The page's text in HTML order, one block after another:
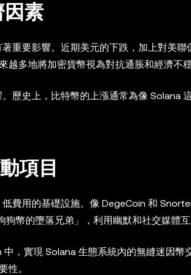
素
重要影響。近期美元的下跌，加上對美
多地將加密貨幣視為對抗通脹和經濟不
歷史上，比特幣的上漲通常為像 Solana
項目
費用的基礎設施。像 DegeCoin 和
幣的墮落兄弟」，利用幽默和社交媒體互
，實現 Solana 生態系統內的無縫迷因幣
性。